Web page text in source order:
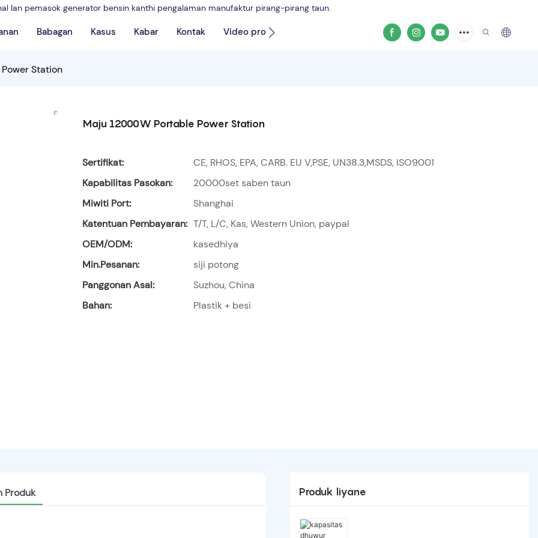
lan pemasok generator bensin kanthi pengalaman manufaktur pirang-pirang taun.
Babagan Kasus Kabar Kontak Video produk
Station
Maju 12000W Portable Power Station
Sertifikat:
CE, RHOS, EPA, CARB. EU V,PSE, UN38.3,MSDS, ISO9001
Kapabilitas Pasokan:
20000set saben taun
Miwiti Port:
Shanghai
Katentuan Pembayaran: T/T, L/C, Kas, Western Union, paypal
OEM/ODM:
kasedhiya
Min.Pesanan:
siji potong
Panggonan Asal:
Suzhou, China
Bahan:
Plastik + besi
Produk Produk liyane